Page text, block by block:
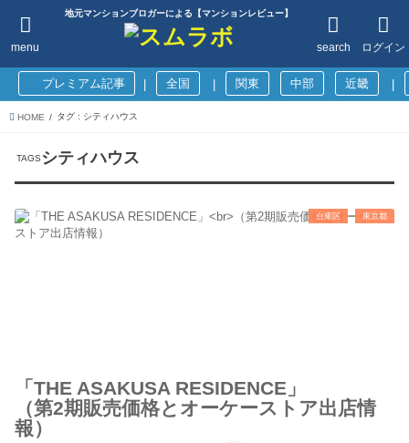
地元マンションブロガーによる【マンションレビュー】
ログイン
search
menu
プレミアム記事 全国 関東 中部 近畿
HOME タグ : シティハウス
シティハウス
台東区 東京都
「THE ASAKUSA RESIDENCE」
（第2期販売価格とオーケーストア出店情
報）